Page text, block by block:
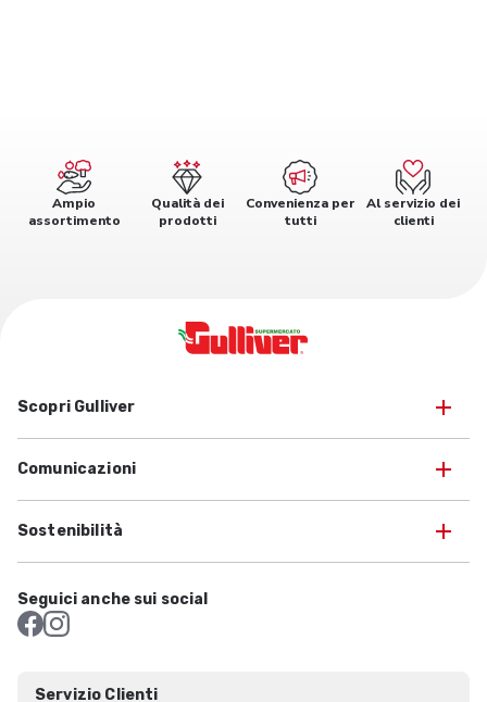
Ampio
assortimento
Qualità dei
prodotti
Convenienza per
tutti
Al servizio dei
clienti
Scopri Gulliver
Comunicazioni
Sostenibilità
Seguici anche sui social
Servizio Clienti